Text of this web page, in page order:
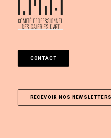
CONTACT
RECEVOIR NOS NEWSLETTERS